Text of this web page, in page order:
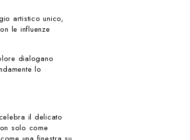
artistico unico,
le influenze
dialogano
lo
il delicato
solo come